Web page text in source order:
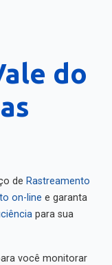
do
de Rastreamento
on-line e garanta
para sua
você monitorar